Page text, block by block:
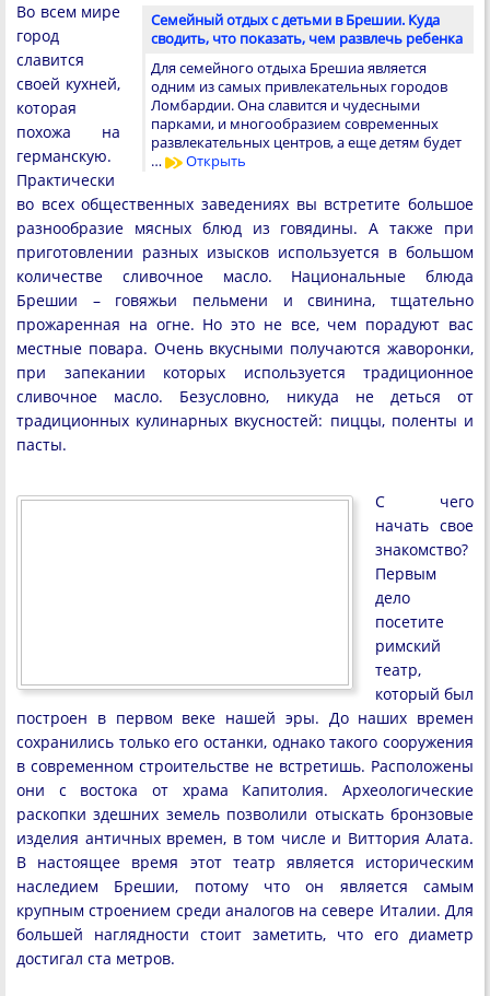
Семейный отдых с детьми в Брешии. Куда
сводить, что показать, чем развлечь ребенка
Для семейного отдыха Брешиа является
одним из самых привлекательных городов
Ломбардии. Она славится и чудесными
парками, и многообразием современных
развлекательных центров, а еще детям будет
…
Открыть
Во всем мире
город
славится
своей кухней,
которая
похожа на
германскую.
Практически
во всех общественных заведениях вы встретите большое
разнообразие мясных блюд из говядины. А также при
приготовлении разных изысков используется в большом
количестве сливочное масло. Национальные блюда
Брешии – говяжьи пельмени и свинина, тщательно
прожаренная на огне. Но это не все, чем порадуют вас
местные повара. Очень вкусными получаются жаворонки,
при запекании которых используется традиционное
сливочное масло. Безусловно, никуда не деться от
традиционных кулинарных вкусностей: пиццы, поленты и
пасты.
С чего
начать свое
знакомство?
Первым
дело
посетите
римский
театр,
который был
построен в первом веке нашей эры. До наших времен
сохранились только его останки, однако такого сооружения
в современном строительстве не встретишь. Расположены
они с востока от храма Капитолия. Археологические
раскопки здешних земель позволили отыскать бронзовые
изделия античных времен, в том числе и Виттория Алата.
В настоящее время этот театр является историческим
наследием Брешии, потому что он является самым
крупным строением среди аналогов на севере Италии. Для
большей наглядности стоит заметить, что его диаметр
достигал ста метров.